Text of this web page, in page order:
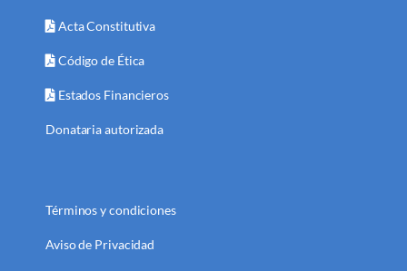
Acta Constitutiva
Código de Ética
Estados Financieros
Donataria autorizada
Términos y condiciones
Aviso de Privacidad